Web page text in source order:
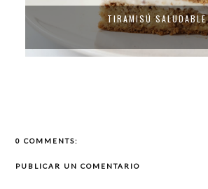
TIRAMISÚ SALUDABLE
0 COMMENTS:
PUBLICAR UN COMENTARIO